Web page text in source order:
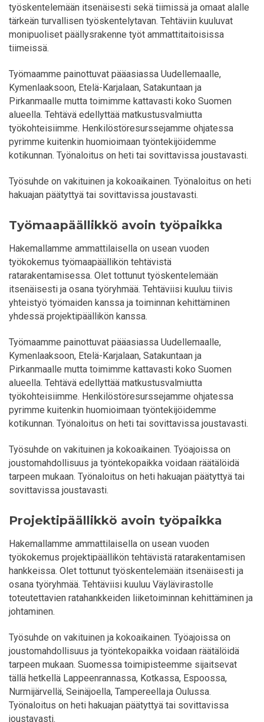
työskentelemään itsenäisesti sekä tiimissä ja omaat alalle
tärkeän turvallisen työskentelytavan. Tehtäviin kuuluvat
monipuoliset päällysrakenne työt ammattitaitoisissa
tiimeissä.
Työmaamme painottuvat pääasiassa Uudellemaalle,
Kymenlaaksoon, Etelä-Karjalaan, Satakuntaan ja
Pirkanmaalle mutta toimimme kattavasti koko Suomen
alueella. Tehtävä edellyttää matkustusvalmiutta
työkohteisiimme. Henkilöstöresurssejamme ohjatessa
pyrimme kuitenkin huomioimaan työntekijöidemme
kotikunnan. Työnaloitus on heti tai sovittavissa joustavasti.
Työsuhde on vakituinen ja kokoaikainen. Työnaloitus on heti
hakuajan päätyttyä tai sovittavissa joustavasti.
Työmaapäällikkö avoin työpaikka
Hakemallamme ammattilaisella on usean vuoden
työkokemus työmaapäällikön tehtävistä
ratarakentamisessa. Olet tottunut työskentelemään
itsenäisesti ja osana työryhmää. Tehtäviisi kuuluu tiivis
yhteistyö työmaiden kanssa ja toiminnan kehittäminen
yhdessä projektipäällikön kanssa.
Työmaamme painottuvat pääasiassa Uudellemaalle,
Kymenlaaksoon, Etelä-Karjalaan, Satakuntaan ja
Pirkanmaalle mutta toimimme kattavasti koko Suomen
alueella. Tehtävä edellyttää matkustusvalmiutta
työkohteisiimme. Henkilöstöresurssejamme ohjatessa
pyrimme kuitenkin huomioimaan työntekijöidemme
kotikunnan. Työnaloitus on heti tai sovittavissa joustavasti.
Työsuhde on vakituinen ja kokoaikainen. Työajoissa on
joustomahdollisuus ja työntekopaikka voidaan räätälöidä
tarpeen mukaan. Työnaloitus on heti hakuajan päätyttyä tai
sovittavissa joustavasti.
Projektipäällikkö avoin työpaikka
Hakemallamme ammattilaisella on usean vuoden
työkokemus projektipäällikön tehtävistä ratarakentamisen
hankkeissa. Olet tottunut työskentelemään itsenäisesti ja
osana työryhmää. Tehtäviisi kuuluu Väylävirastolle
toteutettavien ratahankkeiden liiketoiminnan kehittäminen ja
johtaminen.
Työsuhde on vakituinen ja kokoaikainen. Työajoissa on
joustomahdollisuus ja työntekopaikka voidaan räätälöidä
tarpeen mukaan. Suomessa toimipisteemme sijaitsevat
tällä hetkellä Lappeenrannassa, Kotkassa, Espoossa,
Nurmijärvellä, Seinäjoella, Tampereella ja Oulussa.
Työnaloitus on heti hakuajan päätyttyä tai sovittavissa
joustavasti.